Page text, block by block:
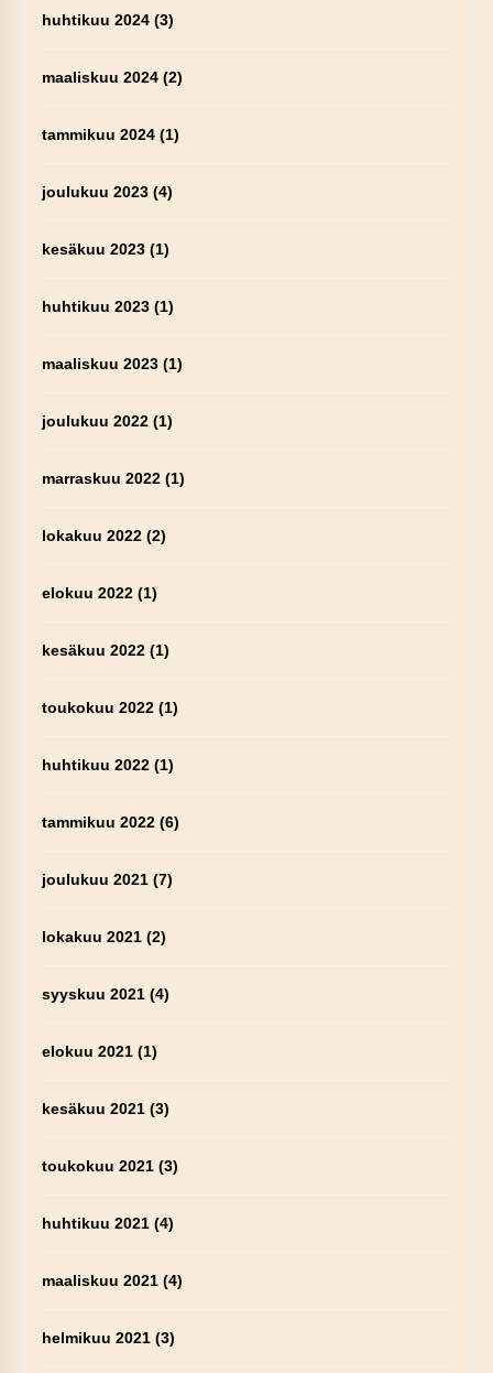
huhtikuu 2024(3)
maaliskuu 2024(2)
tammikuu 2024(1)
joulukuu 2023(4)
kesäkuu 2023(1)
huhtikuu 2023(1)
maaliskuu 2023(1)
joulukuu 2022(1)
marraskuu 2022(1)
lokakuu 2022(2)
elokuu 2022(1)
kesäkuu 2022(1)
toukokuu 2022(1)
huhtikuu 2022(1)
tammikuu 2022(6)
joulukuu 2021(7)
lokakuu 2021(2)
syyskuu 2021(4)
elokuu 2021(1)
kesäkuu 2021(3)
toukokuu 2021(3)
huhtikuu 2021(4)
maaliskuu 2021(4)
helmikuu 2021(3)